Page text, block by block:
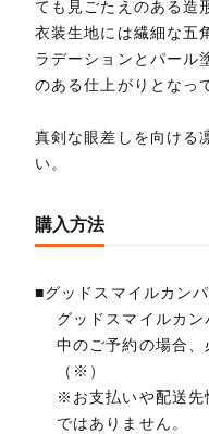
ても見ごたえのある造
衣装生地には繊細な五
ラデーションとパール
のある仕上がりとなっ
真剣な眼差しを向ける
い。
購入方法
■グッドスマイルカン
グッドスマイルカ
中のご予約の場合、
（※）
※お支払いや配送先
ではありません。